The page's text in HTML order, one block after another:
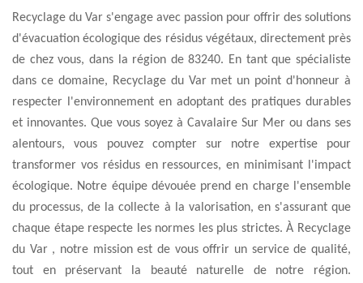
Recyclage du Var s'engage avec passion pour offrir des solutions
d'évacuation écologique des résidus végétaux, directement près
de chez vous, dans la région de 83240. En tant que spécialiste
dans ce domaine, Recyclage du Var met un point d'honneur à
respecter l'environnement en adoptant des pratiques durables
et innovantes. Que vous soyez à Cavalaire Sur Mer ou dans ses
alentours, vous pouvez compter sur notre expertise pour
transformer vos résidus en ressources, en minimisant l'impact
écologique. Notre équipe dévouée prend en charge l'ensemble
du processus, de la collecte à la valorisation, en s'assurant que
chaque étape respecte les normes les plus strictes. À Recyclage
du Var , notre mission est de vous offrir un service de qualité,
tout en préservant la beauté naturelle de notre région.